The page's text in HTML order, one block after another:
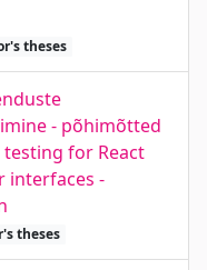
theses
- põhimõtted
for React
interfaces -
theses